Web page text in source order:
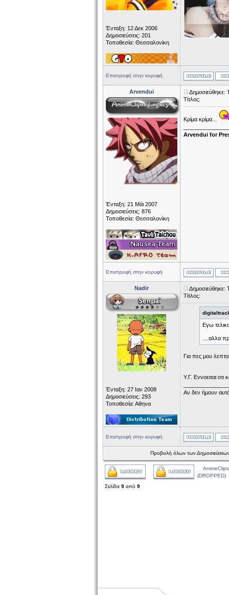
Ένταξη: 12 Δεκ 2006
Δημοσιεύσεις: 201
Τοποθεσία: Θεσσαλονίκη
Επιστροφή στην κορυφή
Arvendui
Ένταξη: 21 Μάι 2007
Δημοσιεύσεις: 876
Τοποθεσία: Θεσσαλονίκη
Δημοσιεύθηκε:
Τίτλος:
Κρίμα κρίμα...
Arvendui for
Επιστροφή στην κορυφή
Nadir
Ένταξη: 27 Ιαν 2008
Δημοσιεύσεις: 293
Τοποθεσία: Αθηνα
Δημοσιεύθηκε:
Τίτλος:
Εγω
....αλλα
Για πες μου
Υ.Γ. Εννοειται
Αν δεν ήμουν
Επιστροφή στην κορυφή
Προβολή όλων των
(DROPPED)
Σελίδα 9 από 9